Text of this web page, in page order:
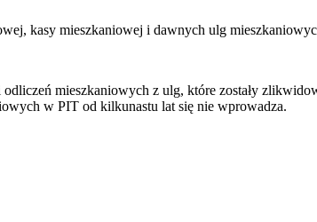
kasy mieszkaniowej i dawnych ulg
mieszkaniowych z ulg, które zostały
w PIT od kilkunastu lat się nie wprowadza.